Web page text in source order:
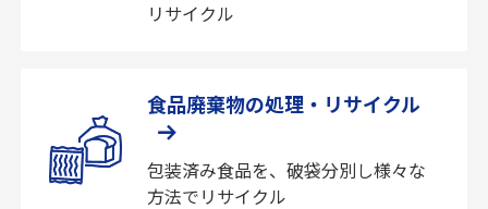
リサイクル
食品廃棄物の処理・リサイクル
包装済み食品を、破袋分別し様々な
方法でリサイクル